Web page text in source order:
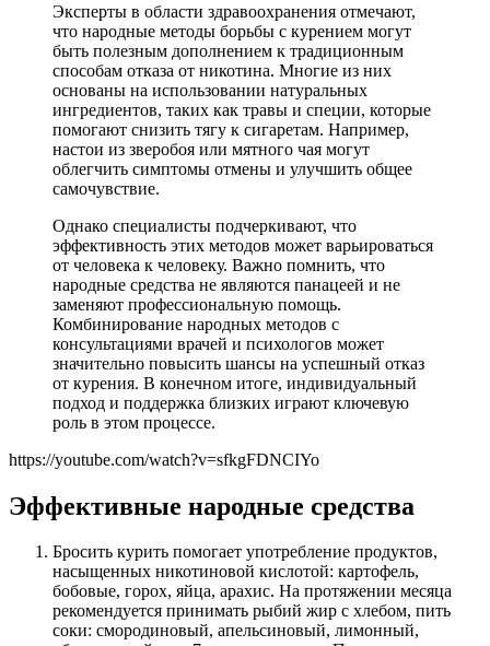
Эксперты в области здравоохранения отмечают,
что народные методы борьбы с курением могут
быть полезным дополнением к традиционным
способам отказа от никотина. Многие из них
основаны на использовании натуральных
ингредиентов, таких как травы и специи, которые
помогают снизить тягу к сигаретам. Например,
настои из зверобоя или мятного чая могут
облегчить симптомы отмены и улучшить общее
самочувствие.
Однако специалисты подчеркивают, что
эффективность этих методов может варьироваться
от человека к человеку. Важно помнить, что
народные средства не являются панацеей и не
заменяют профессиональную помощь.
Комбинирование народных методов с
консультациями врачей и психологов может
значительно повысить шансы на успешный отказ
от курения. В конечном итоге, индивидуальный
подход и поддержка близких играют ключевую
роль в этом процессе.
https://youtube.com/watch?v=sfkgFDNCIYo
Эффективные народные средства
Бросить курить помогает употребление продуктов,
насыщенных никотиновой кислотой: картофель,
бобовые, горох, яйца, арахис. На протяжении месяца
рекомендуется принимать рыбий жир с хлебом, пить
соки: смородиновый, апельсиновый, лимонный,